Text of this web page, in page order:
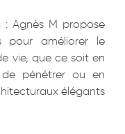
: Agnès M propose
pour améliorer le
vie, que ce soit en
pénétrer ou en
élégants